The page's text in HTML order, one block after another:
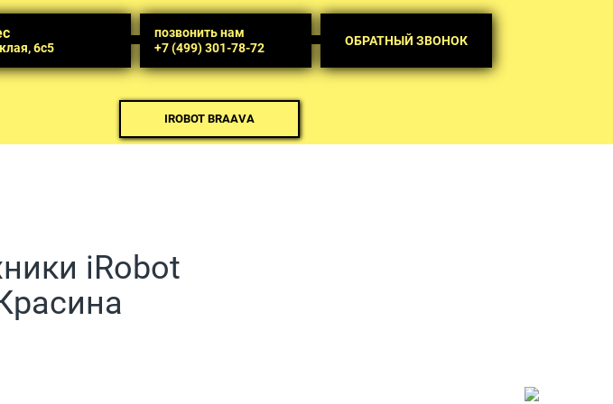
6с5
позвонить нам
+7 (499) 301-78-72
ОБРАТНЫЙ ЗВОНОК
IROBOT BRAAVA
iRobot